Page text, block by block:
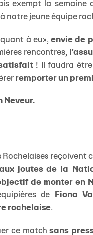
exempt la semaine
notre jeune équipe
à eux,envie de
rencontres,
! Il faudra
remporter un
Neveur.
Rochelaises reçoivent
joutes de la
de monter en
de
Fiona
rochelaise.
ce matchsans